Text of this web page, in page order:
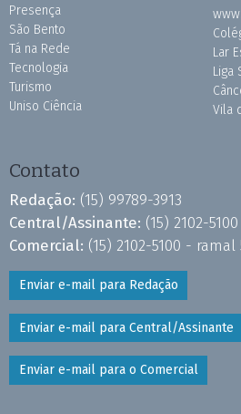
Presença
São Bento
Tá na Rede
Tecnologia
Turismo
Uniso Ciência
Lar
Liga
Vila
Contato
Redação: (15) 99789-3913
Central/Assinante: (15) 2102-
Comercial: (15) 2102-5100 - ramal
Enviar e-mail para Redação
Enviar e-mail para Central/Assinante
Enviar e-mail para o Comercial